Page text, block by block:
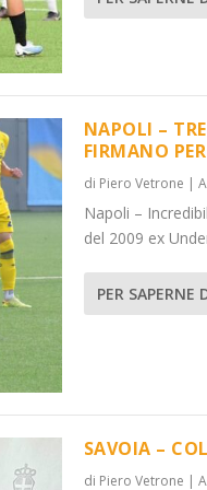
15
NAPOLI –
FIRMANO
di Piero Vetrone |
Napoli –
del 2009 ex
PER SAPERNE
SAVOIA –
di Piero Vetrone |